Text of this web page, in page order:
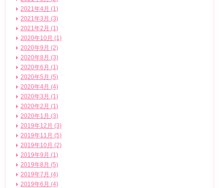
2021年4月 (1)
2021年3月 (3)
2021年2月 (1)
2020年10月 (1)
2020年9月 (2)
2020年8月 (3)
2020年6月 (1)
2020年5月 (5)
2020年4月 (4)
2020年3月 (1)
2020年2月 (1)
2020年1月 (3)
2019年12月 (3)
2019年11月 (5)
2019年10月 (2)
2019年9月 (1)
2019年8月 (5)
2019年7月 (4)
2019年6月 (4)